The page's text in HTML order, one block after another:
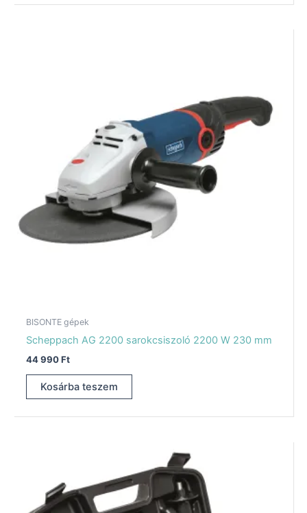
BISONTE gépek
Scheppach AG 2200 sarokcsiszoló 2200 W 230 mm
44 990Ft
Kosárba teszem